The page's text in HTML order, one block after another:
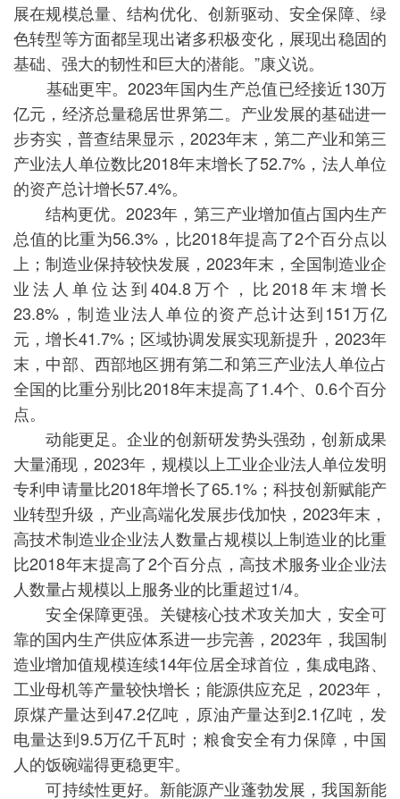
展在规模总量、结构优化、创新驱动、安全保障、绿
色转型等方面都呈现出诸多积极变化，展现出稳固的
基础、强大的韧性和巨大的潜能。”康义说。
基础更牢。2023年国内生产总值已经接近130万
亿元，经济总量稳居世界第二。产业发展的基础进一
步夯实，普查结果显示，2023年末，第二产业和第三
产业法人单位数比2018年末增长了52.7%，法人单位
的资产总计增长57.4%。
结构更优。2023年，第三产业增加值占国内生产
总值的比重为56.3%，比2018年提高了2个百分点以
上；制造业保持较快发展，2023年末，全国制造业企
业法人单位达到404.8万个，比2018年末增长
23.8%，制造业法人单位的资产总计达到151万亿
元，增长41.7%；区域协调发展实现新提升，2023年
末，中部、西部地区拥有第二和第三产业法人单位占
全国的比重分别比2018年末提高了1.4个、0.6个百分
点。
动能更足。企业的创新研发势头强劲，创新成果
大量涌现，2023年，规模以上工业企业法人单位发明
专利申请量比2018年增长了65.1%；科技创新赋能产
业转型升级，产业高端化发展步伐加快，2023年末，
高技术制造业企业法人数量占规模以上制造业的比重
比2018年末提高了2个百分点，高技术服务业企业法
人数量占规模以上服务业的比重超过1/4。
安全保障更强。关键核心技术攻关加大，安全可
靠的国内生产供应体系进一步完善，2023年，我国制
造业增加值规模连续14年位居全球首位，集成电路、
工业母机等产量较快增长；能源供应充足，2023年，
原煤产量达到47.2亿吨，原油产量达到2.1亿吨，发
电量达到9.5万亿千瓦时；粮食安全有力保障，中国
人的饭碗端得更稳更牢。
可持续性更好。新能源产业蓬勃发展，我国新能